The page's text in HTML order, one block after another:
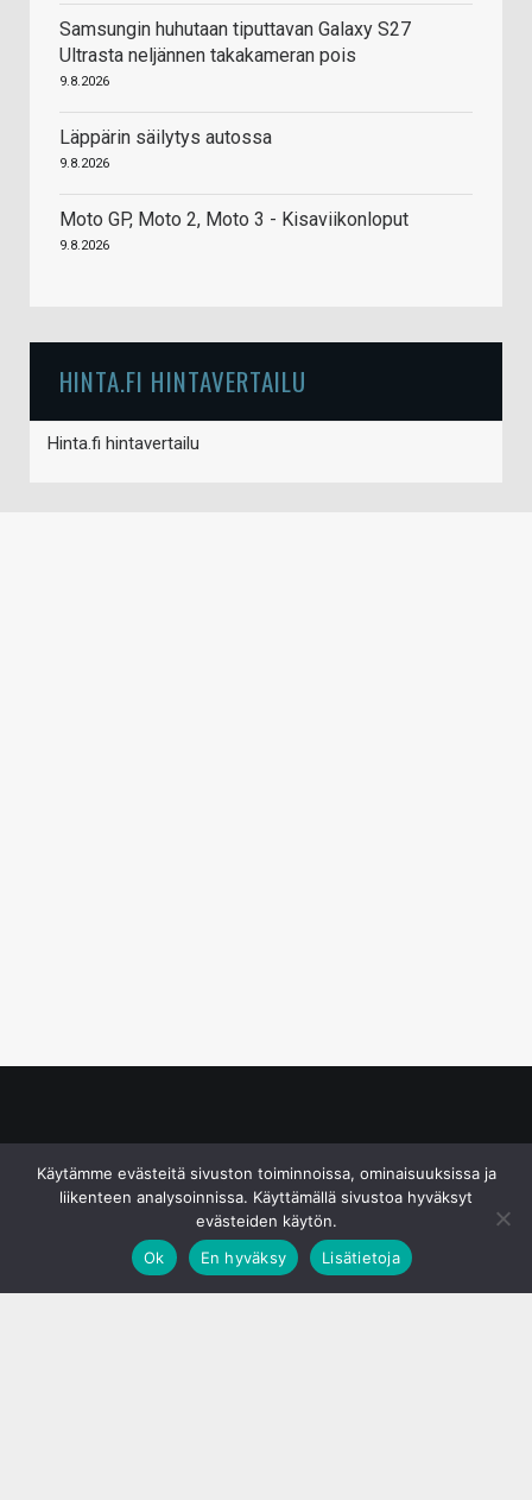
Samsungin huhutaan tiputtavan Galaxy S27
Ultrasta neljännen takakameran pois
9.8.2026
Läppärin säilytys autossa
9.8.2026
Moto GP, Moto 2, Moto 3 - Kisaviikonloput
9.8.2026
HINTA.FI HINTAVERTAILU
Hinta.fi hintavertailu
Käytämme evästeitä sivuston toiminnoissa, ominaisuuksissa ja
liikenteen analysoinnissa. Käyttämällä sivustoa hyväksyt
evästeiden käytön.
Ok
En hyväksy Lisätietoja